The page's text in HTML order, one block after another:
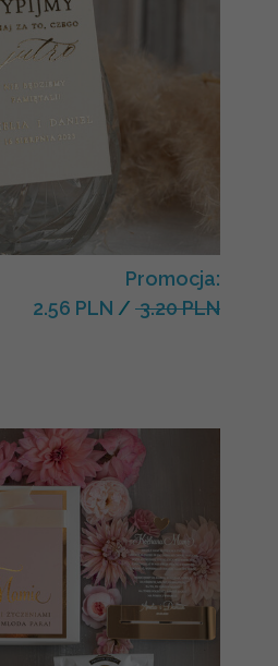
Promocja:
2.56 PLN / 3.20 PLN